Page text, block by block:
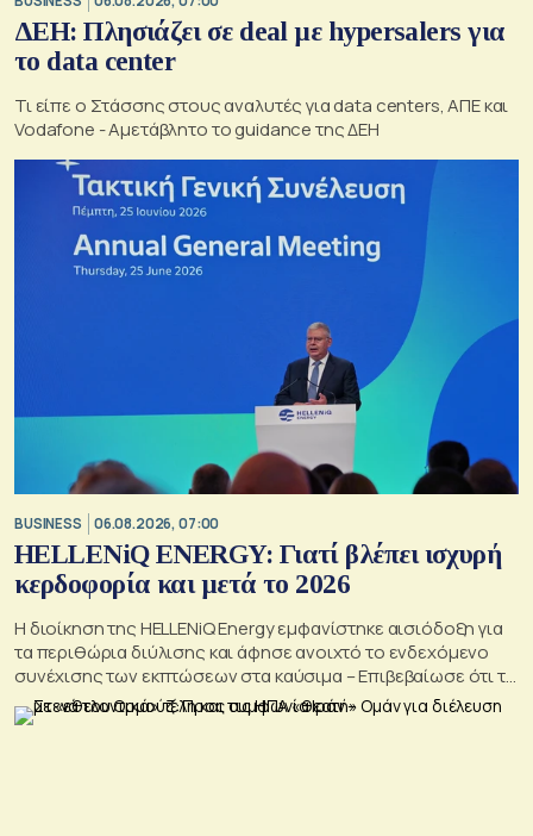
ΔΕΗ: Πλησιάζει σε deal με hypersalers για
το data center
Τι είπε ο Στάσσης στους αναλυτές για data centers, ΑΠΕ και
Vodafone - Αμετάβλητο το guidance της ΔΕΗ
BUSINESS 06.08.2026, 07:00
HELLENiQ ENERGY: Γιατί βλέπει ισχυρή
κερδοφορία και μετά το 2026
Η διοίκηση της HELLENiQ Energy εμφανίστηκε αισιόδοξη για
τα περιθώρια διύλισης και άφησε ανοιχτό το ενδεχόμενο
συνέχισης των εκπτώσεων στα καύσιμα – Επιβεβαίωσε ότι το
γεωτρύπανο θα μπει το 2027 στο Βόρειο Ιόνιο